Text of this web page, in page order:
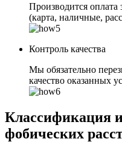
Производится
(карта, наличные,
Контроль качества
Мы обязательно
качество оказанных
Классификация
фобических